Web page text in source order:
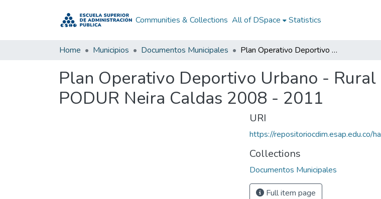
Communities & Collections All of DSpace Statistics
Home Municipios Documentos Municipales Plan Operativo Deportivo Urbano - Rural Neira Caldas 2008 - 2011: PODUR Neira Caldas 2008 - 2011
Plan Operativo Deportivo Urbano -
PODUR Neira Caldas 2008 - 2011
URI
https://
Collections
Documentos Municipales
Full item page